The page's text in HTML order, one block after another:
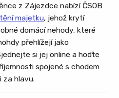
z Zájezdce nabízí ČSOB
majetku, jehož krytí
domácí nehody, které
přehlížejí jako
si jej online a hoďte
spojené s chodem
za hlavu.